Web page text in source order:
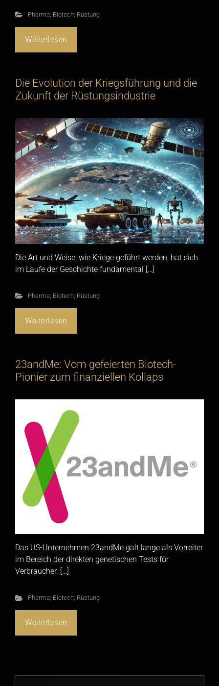
Pharma; Biotech; Rüstung
Weiterlesen
Die Evolution der Kriegsführung und die
Zukunft der Rüstungsindustrie
Die Art und Weise, wie Kriege geführt werden, hat sich
im Laufe der Geschichte fundamental […]
Pharma; Biotech; Rüstung
Weiterlesen
23andMe: Vom gefeierten Biotech-
Pionier zum finanziellen Kollaps
Das US-Unternehmen 23andMe galt lange als Vorreiter
im Bereich der direkten genetischen Tests für
Verbraucher. […]
Pharma; Biotech; Rüstung
Weiterlesen